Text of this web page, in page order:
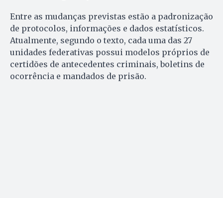
Entre as mudanças previstas estão a padronização
de protocolos, informações e dados estatísticos.
Atualmente, segundo o texto, cada uma das 27
unidades federativas possui modelos próprios de
certidões de antecedentes criminais, boletins de
ocorrência e mandados de prisão.